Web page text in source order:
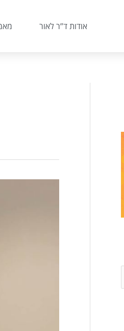
אודות ד”ר לאור